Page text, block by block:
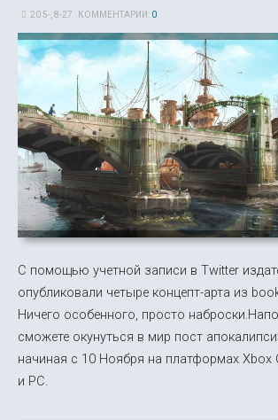
20 5-, 8-27 КОММЕНТАРИИ: 0
С помощью учетной записи в Twitter
опубликовали четыре концепт-арта из
Ничего особенного, просто
сможете окунуться в мир пост
начиная с 10 Ноября на платформах Xbox
и PC.